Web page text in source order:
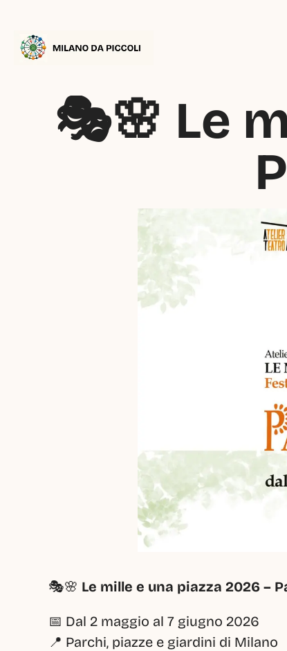
🎭🌸 Le
🎭🌸 Le mille e una piazza 2026 –
📅 Dal 2 maggio al 7 giugno 2026
📍 Parchi, piazze e giardini di Milano